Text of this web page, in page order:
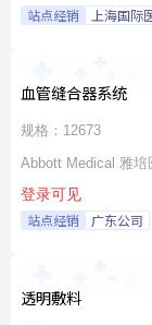
站点经销 上海国际
血管缝合器系统
规格：12673
Abbott Medical 雅培
登录可见
站点经销 广东公司
透明敷料